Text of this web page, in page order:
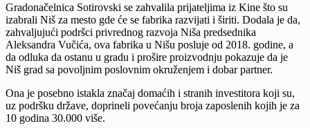
Gradonačelnica Sotirovski se zahvalila prijateljima iz Kine što su
izabrali Niš za mesto gde će se fabrika razvijati i širiti. Dodala je da,
zahvaljujući podršci privrednog razvoja Niša predsednika
Aleksandra Vučića, ova fabrika u Nišu posluje od 2018. godine, a
da odluka da ostanu u gradu i prošire proizvodnju pokazuje da je
Niš grad sa povoljnim poslovnim okruženjem i dobar partner.
Ona je posebno istakla značaj domaćih i stranih investitora koji su,
uz podršku države, doprineli povećanju broja zaposlenih kojih je za
10 godina 30.000 više.